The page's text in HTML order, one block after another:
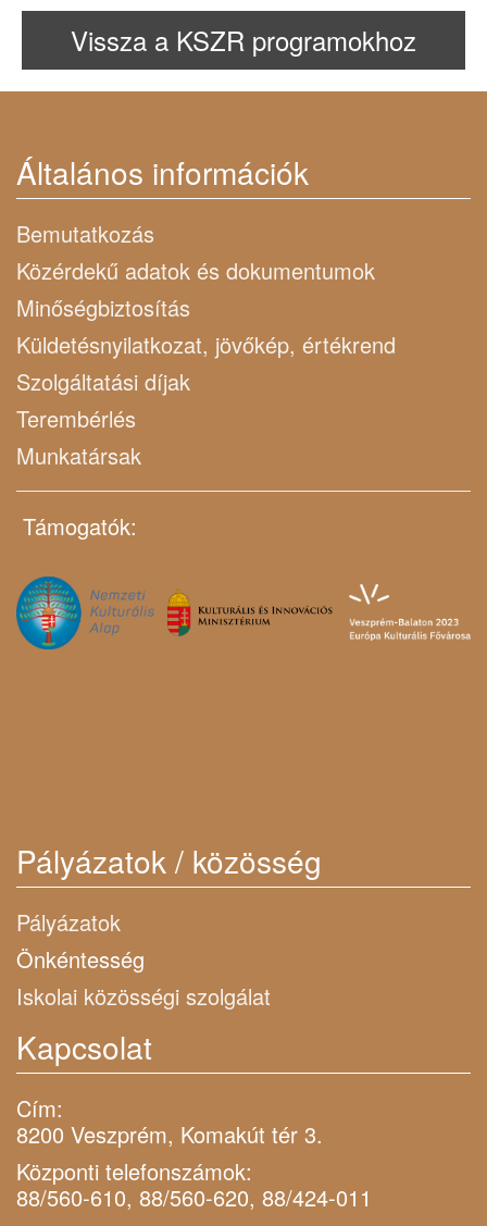
Vissza a KSZR programokhoz
Általános információk
Bemutatkozás
Közérdekű adatok és dokumentumok
Minőségbiztosítás
Küldetésnyilatkozat, jövőkép, értékrend
Szolgáltatási díjak
Terembérlés
Munkatársak
Támogatók:
Pályázatok / közösség
Pályázatok
Önkéntesség
Iskolai közösségi szolgálat
Kapcsolat
Cím:
8200 Veszprém, Komakút tér 3.
Központi telefonszámok:
88/560-610, 88/560-620, 88/424-011